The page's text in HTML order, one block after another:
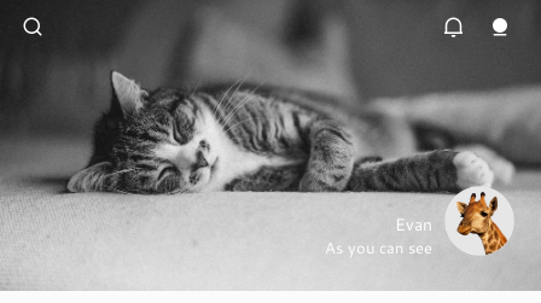
Evan
As you can see